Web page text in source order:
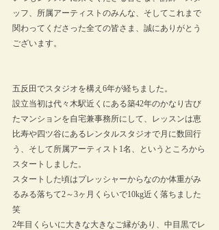
ッフ、所属アーティストのみんな、そしてこれまで
関わってくださった全ての皆さま、誠にありがとう
ございます。
五反田でスタジオを構え6年が経ちました。
設立当初は代々木駅近くにある築42年のかなり古び
たマンションを自宅兼事務所にして、レッスンは恵
比寿や四ツ谷にあるレンタルスタジオで月に数回行
う、そして所属アーティスト1名、というところから
スタートしました。
スタートした頃はプレッシャーからなのか体重がみ
るみる落ちて2～3ヶ月くらいで10kg近く落ちました
笑
2年目くらいに大きな大きなご縁があり、中目黒でレ